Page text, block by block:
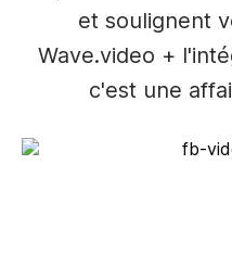
et soulignent
Wave.video +
c'est une